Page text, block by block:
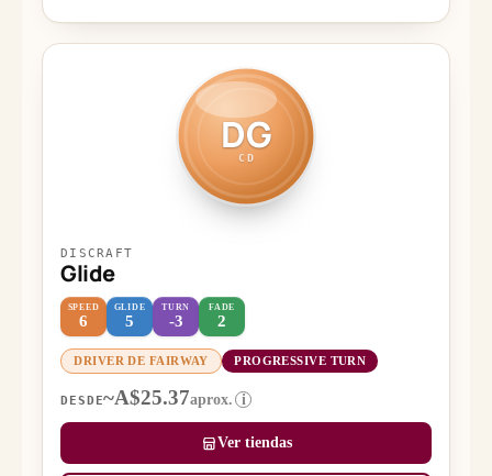
DG
CD
DISCRAFT
Glide
SPEED
6
GLIDE
5
TURN
-3
FADE
2
DRIVER DE FAIRWAY PROGRESSIVE TURN
DESDE~A$25.37aprox. i
Ver tiendas